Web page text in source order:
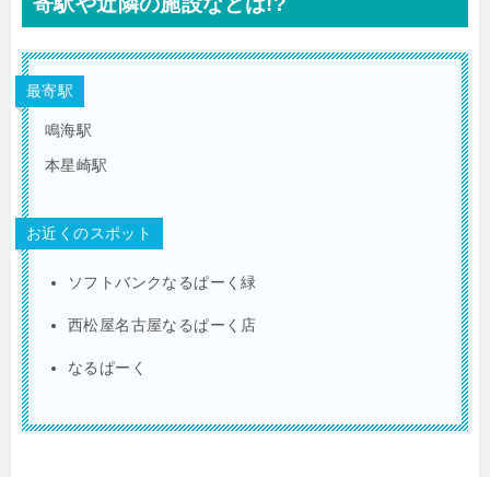
最寄駅
鳴海駅
本星崎駅
お近くのスポット
ソフトバンクなるぱーく緑
西松屋名古屋なるぱーく店
なるぱーく